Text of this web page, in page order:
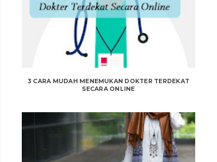
3 CARA MUDAH MENEMUKAN DOKTER TERDEKAT
SECARA ONLINE